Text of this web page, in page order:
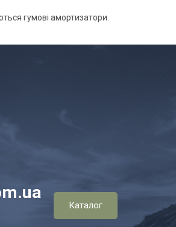
гумові амортизатори.
Каталог